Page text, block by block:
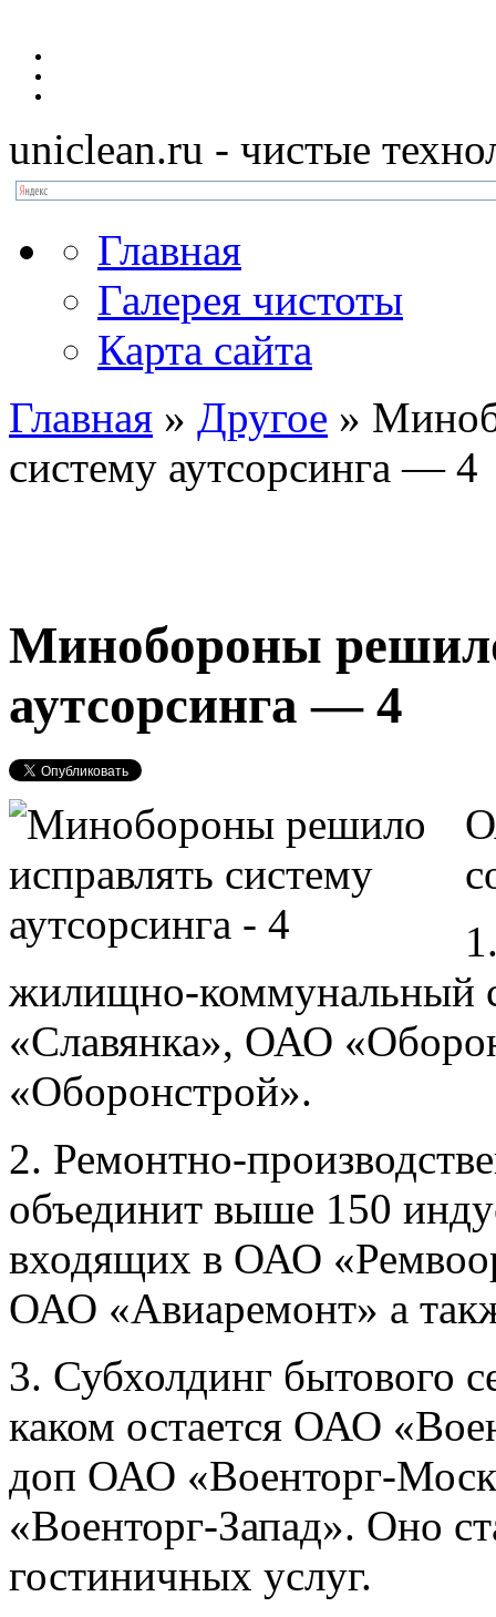
uniclean.ru - чистые
Главная
Галерея чистоты
Карта сайта
Главная » Другое »
систему аутсорсинга — 4
Минобороны
аутсорсинга — 4
жилищно-коммунальный
«Славянка», ОАО
«Оборонстрой».
2. Ремонтно-
объединит выше 150
входящих в ОАО
ОАО «Авиаремонт» а
3. Субхолдинг бытового
каком остается ОАО
доп ОАО «Военторг-
«Военторг-Запад». Оно
гостиничных услуг.